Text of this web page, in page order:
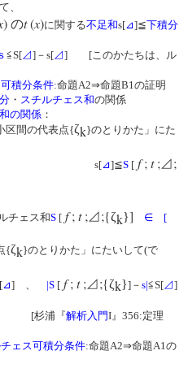
、
) のt(x)に関する不足和s[⊿]≦下積分
≦S[⊿]－s[⊿] [このかたちは、ル
積分条件:命題A2⇒命題B1の証明
・ スチルチェス和の関係
の関係 ：
区間の代表点{ζk}のとりかた」にた
⊿]≦S [ f; t; ⊿;
チェス和S [ f;t;⊿;{ζk}] ∈
[
{ζk}のとりかた」にたいして(で
⊿] 、 |S [ f; t; ⊿;{ζk}]－ s|≦S[⊿]
解析入門I』356:定理
ェス可積分条件:命題A2⇒命題A1の